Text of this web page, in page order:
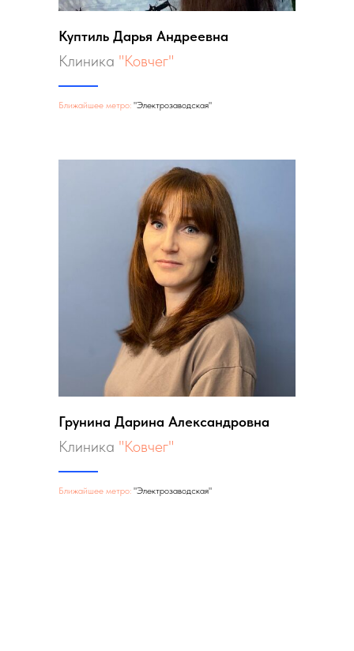
Куптиль Дарья Андреевна
Клиника "Ковчег"
Ближайшее метро: "Электрозаводская"
Грунина Дарина Александровна
Клиника "Ковчег"
Ближайшее метро: "Электрозаводская"